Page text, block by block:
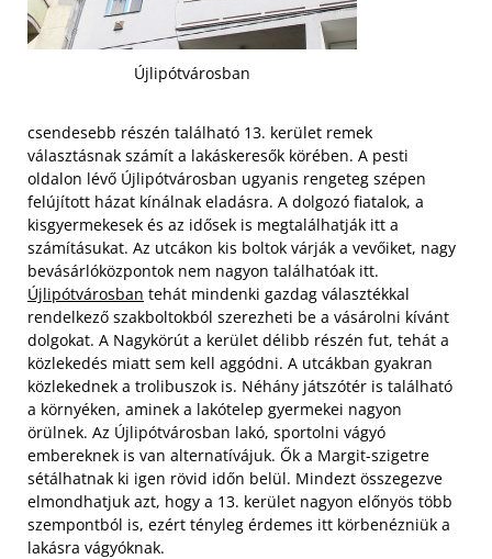
Újlipótvárosban
csendesebb részén található 13. kerület remek
választásnak számít a lakáskeresők körében. A pesti
oldalon lévő Újlipótvárosban ugyanis rengeteg szépen
felújított házat kínálnak eladásra. A dolgozó fiatalok, a
kisgyermekesek és az idősek is megtalálhatják itt a
számításukat. Az utcákon kis boltok várják a vevőiket, nagy
bevásárlóközpontok nem nagyon találhatóak itt.
Újlipótvárosban tehát mindenki gazdag választékkal
rendelkező szakboltokból szerezheti be a vásárolni kívánt
dolgokat. A Nagykörút a kerület délibb részén fut, tehát a
közlekedés miatt sem kell aggódni. A utcákban gyakran
közlekednek a trolibuszok is. Néhány játszótér is található
a környéken, aminek a lakótelep gyermekei nagyon
örülnek. Az Újlipótvárosban lakó, sportolni vágyó
embereknek is van alternatívájuk. Ők a Margit-szigetre
sétálhatnak ki igen rövid időn belül. Mindezt összegezve
elmondhatjuk azt, hogy a 13. kerület nagyon előnyös több
szempontból is, ezért tényleg érdemes itt körbenézniük a
lakásra vágyóknak.